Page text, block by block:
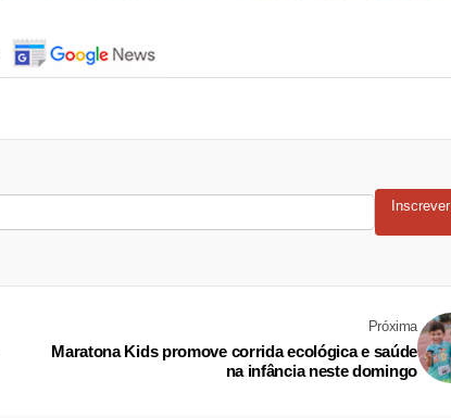
Inscrever
Próxima
Maratona Kids promove corrida ecológica e saúde
na infância neste domingo